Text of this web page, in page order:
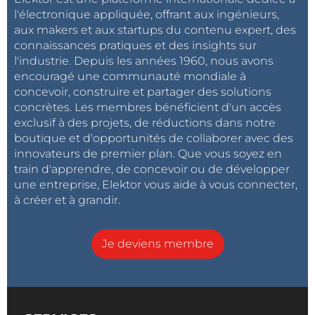
session en bibliothèque ou un makerspace, le
message est simple : il n’y a pas de « bon » modèle,
seulement les bonnes conditions. Facilitez la
participation, normalisez le débogage et proposez
des points d’entrée clairs pour le mentorat entre
pairs. Pour bien débuter lors de séances courtes,
Elektor a déjà présentéun éditeur en ligne gratuit
pensé pour les jeunes apprenants. Côté ONU, le
guide de participation 2026 de l’UNESCOest une
référence utile.
leçon est simple : la flexibilité locale est un atout, pas
un défaut, tant que les valeurs partagées restent non
l'électronique appliquée, offrant aux ingénieurs,
aux makers et aux startups du contenu expert, des
connaissances pratiques et des insights sur
l'industrie. Depuis les années 1960, nous avons
encouragé une communauté mondiale à
concevoir, construire et partager des solutions
concrètes. Les membres bénéficient d'un accès
exclusif à des projets, de réductions dans notre
boutique et d'opportunités de collaborer avec des
innovateurs de premier plan. Que vous soyez en
train d'apprendre, de concevoir ou de développer
une entreprise, Elektor vous aide à vous connecter,
à créer et à grandir.
Je deviens membre